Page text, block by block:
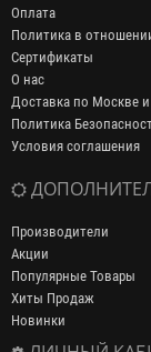
Оплата
Политика в
Сертификаты
О нас
Доставка по Москве
Политика
Условия соглашения
Производители
Акции
Популярные Товары
Хиты Продаж
Новинки